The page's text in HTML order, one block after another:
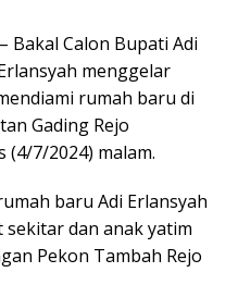
Bakal Calon Bupati Adi
menggelar
rumah baru di
Gading Rejo
(4/7/2024) malam.
baru Adi Erlansyah
dan anak yatim
Pekon Tambah Rejo